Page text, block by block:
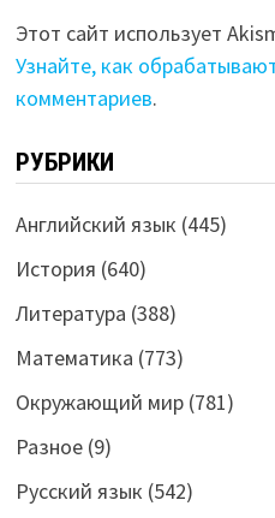
Этот сайт использует
Узнайте, как
комментариев.
РУБРИКИ
Английский язык (445)
История (640)
Литература (388)
Математика (773)
Окружающий мир(781)
Разное(9)
Русский язык (542)